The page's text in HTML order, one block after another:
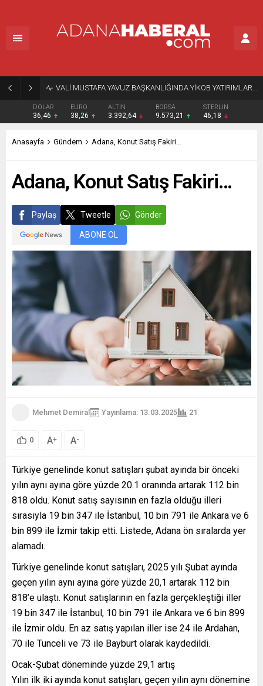
VALİ MUSTAFA YAVUZ BAŞKANLIĞINDA YİKOB YATIRIMLARI DEĞERLENDİRİLDİ
DOLAR
36,46
EURO
38,26
ALTIN
3.392,64
BORSA
9.573,21
STERLIN
46,18
Anasayfa Gündem Adana, Konut Satış Fakiri…
Adana, Konut Satış Fakiri…
Paylaş Tweetle Gönder
ABONE OL
Mehmet Demiral Yayınlama: 13.03.2025 21
0 A+ A-
Türkiye genelinde konut satışları şubat ayında bir önceki
yılın aynı ayına göre yüzde 20.1 oranında artarak 112 bin
818 oldu. Konut satış sayısının en fazla olduğu illeri
sırasıyla 19 bin 347 ile İstanbul, 10 bin 791 ile Ankara ve 6
bin 899 ile İzmir takip etti. Listede, Adana ön sıralarda yer
alamadı.
Türkiye genelinde konut satışları, 2025 yılı Şubat ayında
geçen yılın aynı ayına göre yüzde 20,1 artarak 112 bin
818’e ulaştı. Konut satışlarının en fazla gerçekleştiği iller
19 bin 347 ile İstanbul, 10 bin 791 ile Ankara ve 6 bin 899
ile İzmir oldu. En az satış yapılan iller ise 24 ile Ardahan,
70 ile Tunceli ve 73 ile Bayburt olarak kaydedildi.
Ocak-Şubat döneminde yüzde 29,1 artış
Yılın ilk iki ayında konut satışları, geçen yılın aynı dönemine